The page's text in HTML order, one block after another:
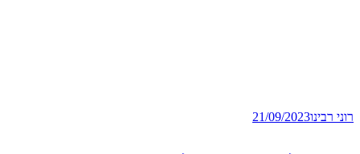
רוני רבינו21/09/2023